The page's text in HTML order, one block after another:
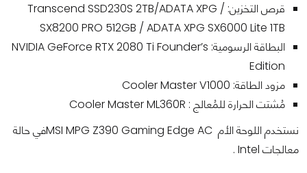
قرص التخزين: / Transcend SSD230S 2TB/ADATA XPG
SX8200 PRO 512GB / ADATA XPG SX6000 Lite 1TB
البطاقة الرسومية: NVIDIA GeForce RTX 2080 Ti Founder’s
Edition
مزود الطاقة: Cooler Master V1000
مُشتت الحرارة للمُعالج : Cooler Master ML360R
نستخدم اللوحة الأم MSI MPG Z390 Gaming Edge ACفي حالة
معالجات Intel .